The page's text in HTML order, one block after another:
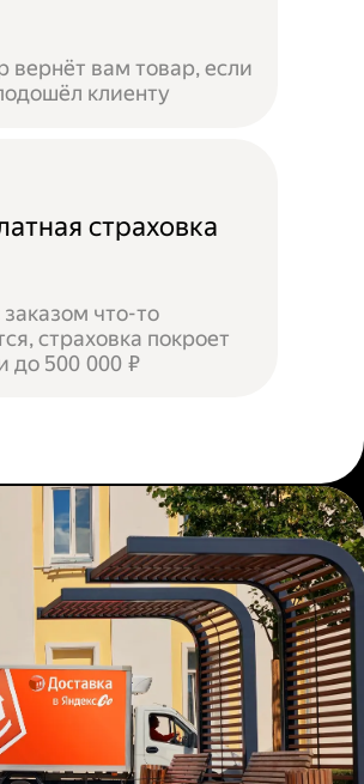
вернёт вам товар, если
клиенту
страховка
заказом что-то
страховка покроет
до 500 000 ₽